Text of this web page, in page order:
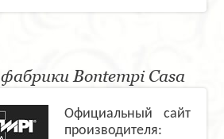
Bontempi Casa
Официальный сайт
производителя: